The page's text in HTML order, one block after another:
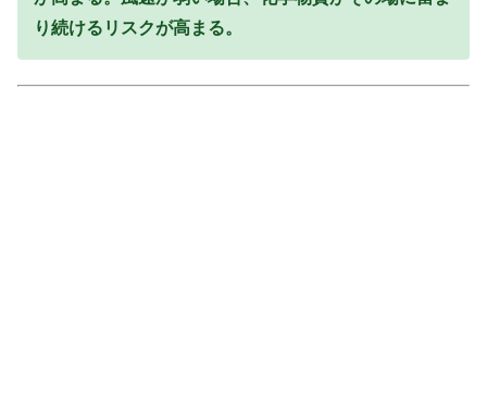
り続けるリスクが高まる。